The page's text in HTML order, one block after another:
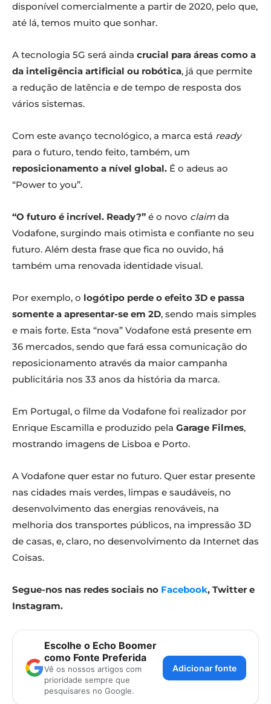
disponível comercialmente a partir de 2020, pelo que,
até lá, temos muito que sonhar.
A tecnologia 5G será ainda crucial para áreas como a
da inteligência artificial ou robótica, já que permite
a redução de latência e de tempo de resposta dos
vários sistemas.
Com este avanço tecnológico, a marca está ready
para o futuro, tendo feito, também, um
reposicionamento a nível global. É o adeus ao
“Power to you”.
“O futuro é incrível. Ready?” é o novo claim da
Vodafone, surgindo mais otimista e confiante no seu
futuro. Além desta frase que fica no ouvido, há
também uma renovada identidade visual.
Por exemplo, o logótipo perde o efeito 3D e passa
somente a apresentar-se em 2D, sendo mais simples
e mais forte. Esta “nova” Vodafone está presente em
36 mercados, sendo que fará essa comunicação do
reposicionamento através da maior campanha
publicitária nos 33 anos da história da marca.
Em Portugal, o filme da Vodafone foi realizador por
Enrique Escamilla e produzido pela Garage Filmes,
mostrando imagens de Lisboa e Porto.
A Vodafone quer estar no futuro. Quer estar presente
nas cidades mais verdes, limpas e saudáveis, no
desenvolvimento das energias renováveis, na
melhoria dos transportes públicos, na impressão 3D
de casas, e, claro, no desenvolvimento da Internet das
Coisas.
Segue-nos nas redes sociais no Facebook, Twitter e
Instagram.
Escolhe o Echo Boomer
como Fonte Preferida
Vê os nossos artigos com
prioridade sempre que
pesquisares no Google.
Adicionar fonte